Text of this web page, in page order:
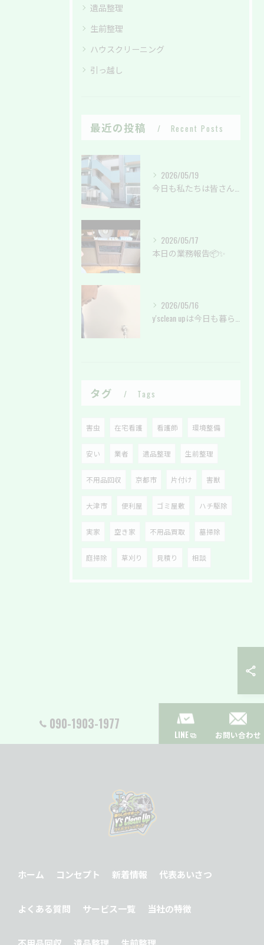
遺品整理
生前整理
ハウスクリーニング
引っ越し
最近の投稿 Recent Posts
2026/05/19
2026/05/17
本日の業務報告📦✨
2026/05/16
タグ Tags
害虫 在宅看護 看護師 環境整備
安い 業者 遺品整理 生前整理
不用品回収 京都市 片付け 害獣
大津市 便利屋 ゴミ屋敷 ハチ駆除
実家 空き家 不用品買取 墓掃除
庭掃除 草刈り 見積り 相談
090-1903-1977
LINE お問い合わせ
ホーム コンセプト 新着情報 代表あいさつ
よくある質問 サービス一覧 当社の特徴